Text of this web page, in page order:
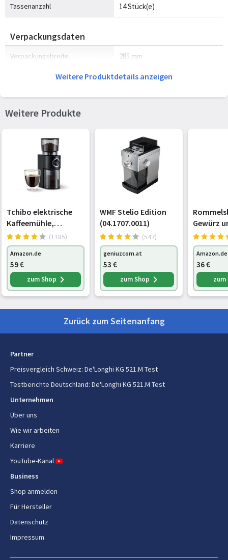
Tassenanzahl 14 Stück(e)
Verpackungsdaten
Verpackungsbreite 285 mm
Verpackungstiefe 175 mm
Verpackungshöhe 470 mm
Gewicht und Abmessungen
Gewicht 2,75 kg
Breite 240 mm
Tiefe 154 mm
Höhe 382 mm
Lieferumfang
Reinigungsbürste Ja
Weitere Produktdetails anzeigen
Weitere Produkte
Tchibo elektrische
Kaffeemühle,
Edelstahlmahlwerk,
26
Mahlgradeinstellunge
n, Schwarz/Silber
(1185)
Amazon.de
59€
zum Shop
WMF Stelio Edition
(04.1707.0011)
(547)
geniuzcom.at
53 €
zum Shop
Gewürz
Mühle
auch für
Amazon.de
36€
Zurück zum Seitenanfang
Partner
Preisvergleich Schweiz: De'Longhi KG 521.M Test
Testberichte Deutschland: De'Longhi KG 521.M Test
Unternehmen
Über uns
Wie wir arbeiten
Karriere
YouTube-Kanal
Business
Shop anmelden
Für Hersteller
Datenschutz
Impressum